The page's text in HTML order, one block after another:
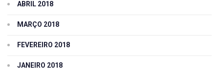
ABRIL 2018
MARÇO 2018
FEVEREIRO 2018
JANEIRO 2018